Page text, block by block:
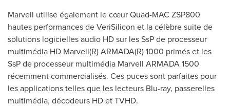
Marvell utilise également le cœur Quad-MAC ZSP800
hautes performances de VeriSilicon et la célèbre suite de
solutions logicielles audio HD sur les SsP de processeur
multimédia HD Marvell(R) ARMADA(R) 1000 primés et les
SsP de processeur multimédia Marvell ARMADA 1500
récemment commercialisés. Ces puces sont parfaites pour
les applications telles que les lecteurs Blu-ray, passerelles
multimédia, décodeurs HD et TVHD.